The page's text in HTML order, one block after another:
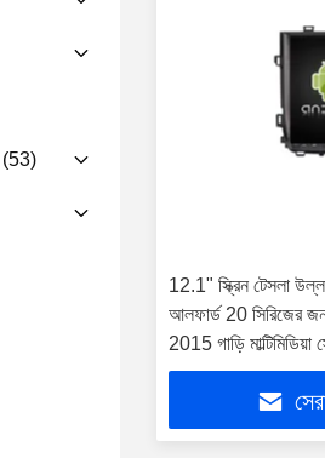
(53)
12.1" স্ক্রিন টেসলা
আলফার্ড 20 সিরিজের
2015 গাড়ি
প্লেয়ার